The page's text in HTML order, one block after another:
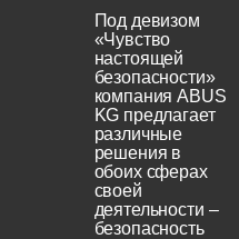
Под девизом
«Чувство
настоящей
безопасности»
компания ABUS
KG предлагает
различные
решения в
обоих сферах
своей
деятельности –
безопасность